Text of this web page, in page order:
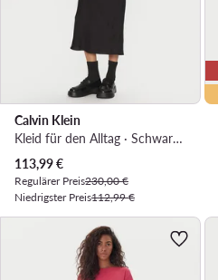
Calvin Klein
Kleid für den Alltag · Schwarz · Midi
Aktueller Preis
113,99€
Regulärer Preis230,00 €
Niedrigster Preis112,99 €